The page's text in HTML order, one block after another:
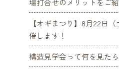
場打合せのメリットをご
【オギまつり】8月22日
催します！
構造見学会って何を見た